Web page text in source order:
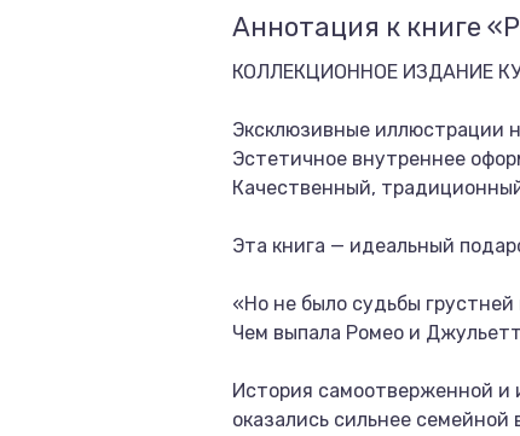
Аннотация к книге
КОЛЛЕКЦИОННОЕ ИЗДАНИЕ
Эксклюзивные иллюстрации
Эстетичное внутреннее
Качественный,
Эта книга — идеальный
«Но не было судьбы грустней
Чем выпала Ромео и
История самоотверженной и
оказались сильнее